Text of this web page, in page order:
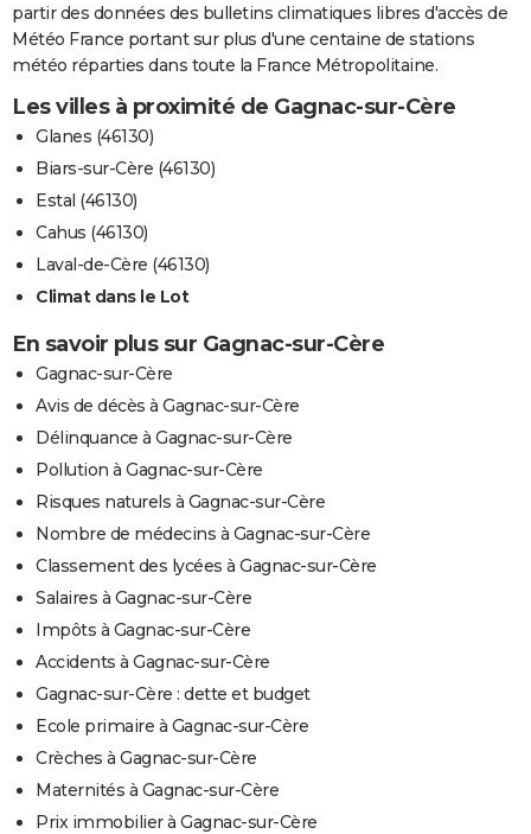
partir des données des bulletins climatiques libres d'accès de
Météo France portant sur plus d'une centaine de stations
météo réparties dans toute la France Métropolitaine.
Les villes à proximité de Gagnac-sur-Cère
Glanes (46130)
Biars-sur-Cère (46130)
Estal (46130)
Cahus (46130)
Laval-de-Cère (46130)
Climat dans le Lot
En savoir plus sur Gagnac-sur-Cère
Gagnac-sur-Cère
Avis de décès à Gagnac-sur-Cère
Délinquance à Gagnac-sur-Cère
Pollution à Gagnac-sur-Cère
Risques naturels à Gagnac-sur-Cère
Nombre de médecins à Gagnac-sur-Cère
Classement des lycées à Gagnac-sur-Cère
Salaires à Gagnac-sur-Cère
Impôts à Gagnac-sur-Cère
Accidents à Gagnac-sur-Cère
Gagnac-sur-Cère : dette et budget
Ecole primaire à Gagnac-sur-Cère
Crèches à Gagnac-sur-Cère
Maternités à Gagnac-sur-Cère
Prix immobilier à Gagnac-sur-Cère